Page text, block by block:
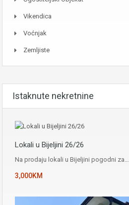
Vikendica
Voćnjak
Zemljiste
Istaknute nekretnine
Lokali u Bijeljini 26/26
Na prodaju lokali u Bijeljini pogodni za…
3,000KM